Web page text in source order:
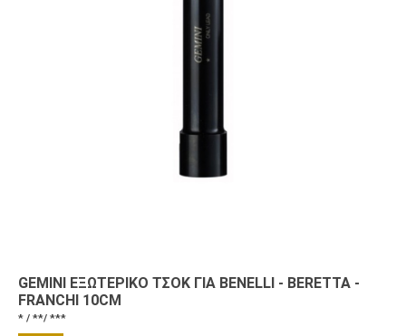
GEMINI ΕΞΩΤΕΡΙΚΌ ΤΣΟΚ ΓΙΑ BENELLI - BERETTA -
FRANCHI 10CM
* / **/ ***